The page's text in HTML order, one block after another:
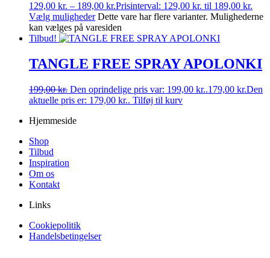
129,00 kr. – 189,00 kr.Prisinterval: 129,00 kr. til 189,00 kr.
Vælg muligheder Dette vare har flere varianter. Mulighederne
kan vælges på varesiden
Tilbud!
TANGLE FREE SPRAY APOLONKI
199,00kr. Den oprindelige pris var: 199,00 kr..179,00 kr.Den
aktuelle pris er: 179,00 kr.. Tilføj til kurv
Hjemmeside
Shop
Tilbud
Inspiration
Om os
Kontakt
Links
Cookiepolitik
Handelsbetingelser